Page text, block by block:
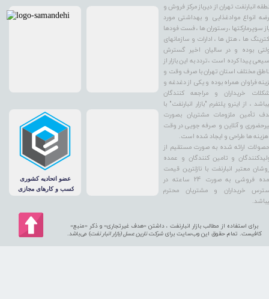
انبارنفت تهران از دیرباز مرکز فروش و
انواع موادغذایی و بهداشتی مورد
سوپرمارکتها ، رستوران ها ، فست فودها
ها ، هتل ها ، ادارات و سازمانهای
بوده و در سالیان اخیر گسترش
پیدا کرده است ، تردد به این بازار از
مختلف استان تهران با صرف وقت و
فراوان همراه بوده و یکی از دغدغه و
خریداران و مراجعه کنندگان
، از اینرو پلتفرم "بازار انبارنفت" با
تأمین ملزومات مشتریان بصورت
و آنلاین و صرفه جویی در وقت
ها طراحی و ایجاد شده است.
ارائه شده به صورت مستقیم از
و تامین کنندگان و عمده
معتبر انبارنفت با نازلترین قیمت
عمده فروشی به صورت 24 ساعته در
خریداران و مشتریان محترم
برای استفاده از مطالب بازار انبارنفت ، داشتن «هدف غیرتجاری» و ذکر «منبع»
کافیست. تمام حقوق اين وب‌سايت برای شرکت نارین عسل (بازار انبار نفت) می‌باشد.